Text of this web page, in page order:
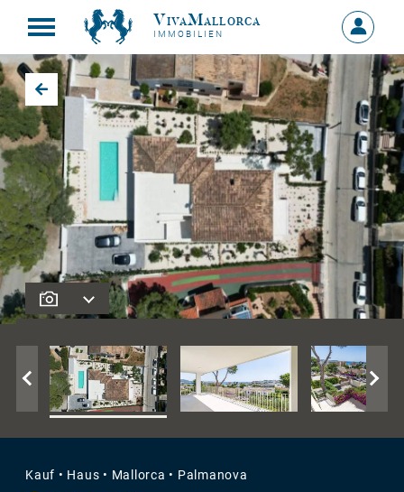
VivaMallorca
IMMOBILIEN
MEIN
KONTO
Zurück zu den Suchergebnissen
Kauf • Haus • Mallorca • Palmanova